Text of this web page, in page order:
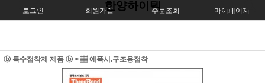
로그인 회원가입 주문조회 마이페이지
한양하이텍
ⓑ 특수접착제 제품 ⓑ > ▦ 에폭시.구조용접착